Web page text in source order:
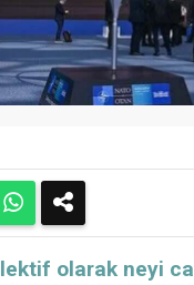
olarak neyi